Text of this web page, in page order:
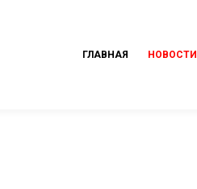
ГЛАВНАЯ НОВОСТИ